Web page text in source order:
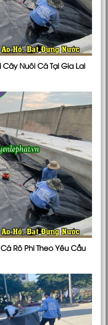
Nuôi Cá Tại Gia Lai
Rô Phi Theo Yêu Cầu